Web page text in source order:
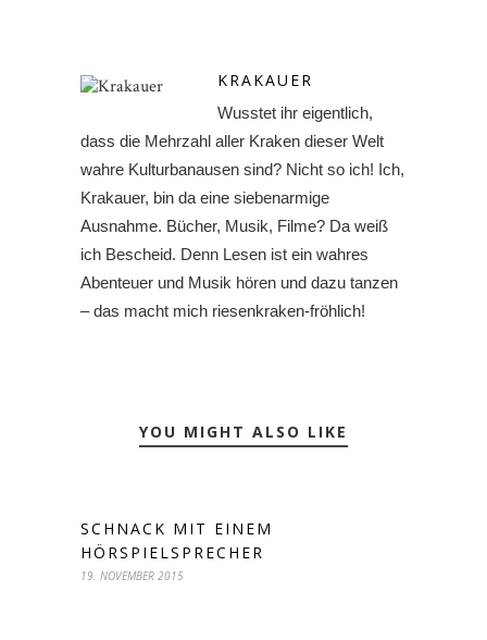
KRAKAUER
Wusstet ihr eigentlich,
dass die Mehrzahl aller Kraken dieser Welt
wahre Kulturbanausen sind? Nicht so ich! Ich,
Krakauer, bin da eine siebenarmige
Ausnahme. Bücher, Musik, Filme? Da weiß
ich Bescheid. Denn Lesen ist ein wahres
Abenteuer und Musik hören und dazu tanzen
– das macht mich riesenkraken-fröhlich!
YOU MIGHT ALSO LIKE
SCHNACK MIT EINEM
HÖRSPIELSPRECHER
19. NOVEMBER 2015